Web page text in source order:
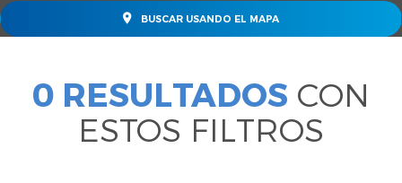
BUSCAR USANDO EL MAPA
0 RESULTADOS CON
ESTOS FILTROS